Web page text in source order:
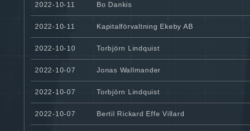
2022-10-11 Bo Dankis
2022-10-11 Kapitalförvaltning Ekeby AB
2022-10-10 Torbjörn Lindquist
2022-10-07 Jonas Wallmander
2022-10-07 Torbjörn Lindquist
2022-10-07 Bertil Rickard Effe Villard